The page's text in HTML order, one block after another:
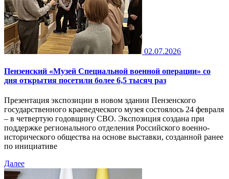
02.07.2026
Пензенский «Музей Специальной военной операции» со
дня открытия посетили более 6,5 тысяч раз
Презентация экспозиции в новом здании Пензенского
государственного краеведческого музея состоялось 24 февраля
– в четвертую годовщину СВО. Экспозиция создана при
поддержке регионального отделения Российского военно-
исторического общества на основе выставки, созданной ранее
по инициативе
Далее